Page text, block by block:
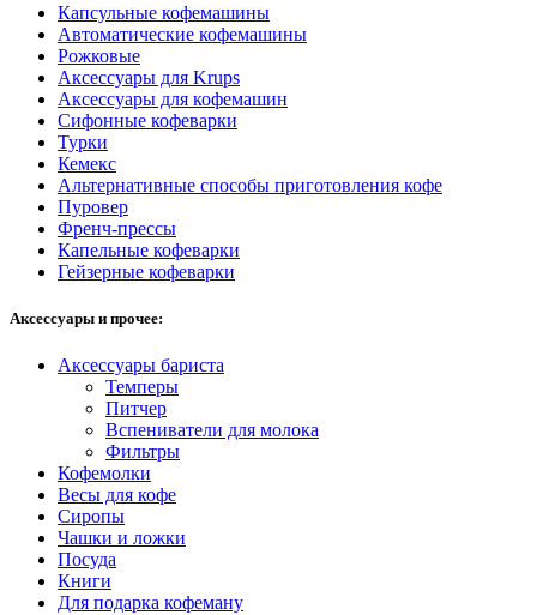
Капсульные кофемашины
Автоматические кофемашины
Рожковые
Аксессуары для Krups
Аксессуары для кофемашин
Сифонные кофеварки
Турки
Кемекс
Альтернативные способы приготовления кофе
Пуровер
Френч-прессы
Капельные кофеварки
Гейзерные кофеварки
Аксессуары и прочее:
Аксессуары бариста
Темперы
Питчер
Вспениватели для молока
Фильтры
Кофемолки
Весы для кофе
Сиропы
Чашки и ложки
Посуда
Книги
Для подарка кофеману